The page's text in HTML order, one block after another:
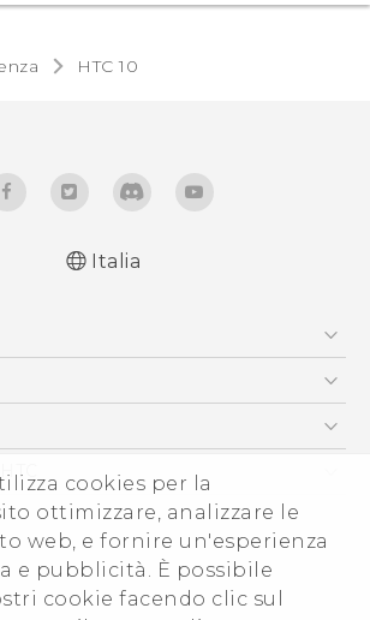
cookies per la
ottimizzare, analizzare le
web, e fornire un'esperienza
e pubblicità. È possibile
cookie facendo clic sul
HTC 10‎
normativa
and regulatory guide
Italia